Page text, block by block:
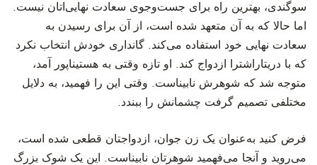
سوگندی، بهترین راه برای جست‌وجوی سعادت نهایی‌اتان نیست.
اما حالا که به آن متعهد شده است، از آن برای رسیدن به
سعادت نهایی خود استفاده می‌کند. گانداری خودش انتخاب نکرد
که با دریتاراشترا ازدواج کند. او تازه وقتی به هستینا‌پور آمد،
متوجه شد که شوهرش نابیناست. وقتی این را فهمید، به دلایل
مختلفی تصمیم گرفت چشمانش را ببندد.
‫فرض کنید به‌عنوان یک زن جوان، ازدواجتان قطعی شده است،
می‌روید و آنجا می‌فهمید شوهرتان نابیناست. این یک شوک بزرگ